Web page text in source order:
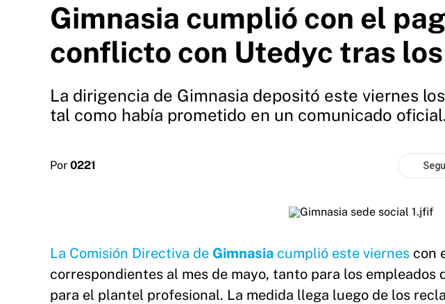
Gimnasia cumplió con el
conflicto con Utedyc tras
La dirigencia de Gimnasia depositó este viernes
tal como había prometido en un comunicado oficial.
Por 0221
La Comisión Directiva de Gimnasia cumplió este viernes con
correspondientes al mes de mayo, tanto para los
para el plantel profesional. La medida llega luego de los